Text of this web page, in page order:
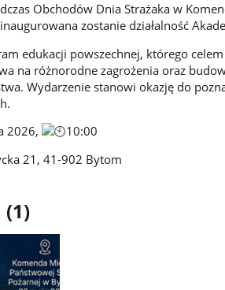
Obchodów Dnia Strażaka w
zostanie działalność
edukacji powszechnej, którego
na różnorodne zagrożenia oraz
Wydarzenie stanowi okazję do
2026,
10:00
21, 41-902 Bytom
(1)